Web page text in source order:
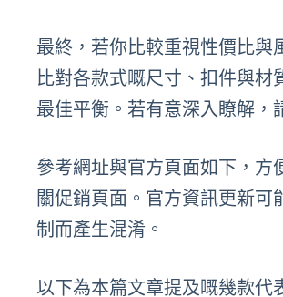
最終，若你比較重視性價比與
比對各款式嘅尺寸、扣件與
最佳平衡。若有意深入瞭解，
參考網址與官方頁面如下，方
關促銷頁面。官方資訊更新
制而產生混淆。
以下為本篇文章提及嘅幾款代